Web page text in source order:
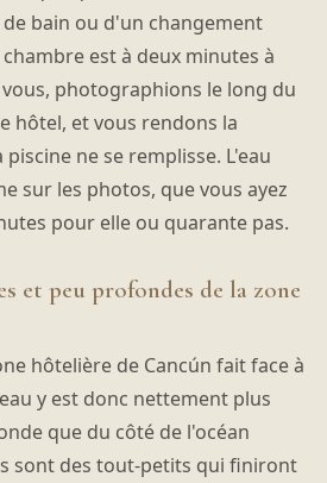
bain ou d'un changement
est à deux minutes à
photographions le long du
hôtel, et vous rendons la
ne se remplisse. L'eau
sur les photos, que vous ayez
pour elle ou quarante pas.
et peu profondes de la zone
hôtelière de Cancún fait face à
y est donc nettement plus
que du côté de l'océan
sont des tout-petits qui finiront